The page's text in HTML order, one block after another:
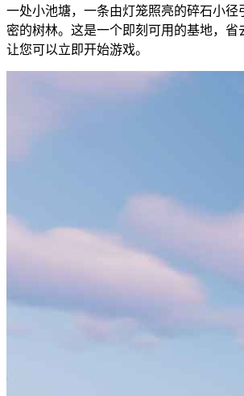
一处小池塘，一条由灯笼照亮的碎石小径
密的树林。这是一个即刻可用的基地，省
让您可以立即开始游戏。